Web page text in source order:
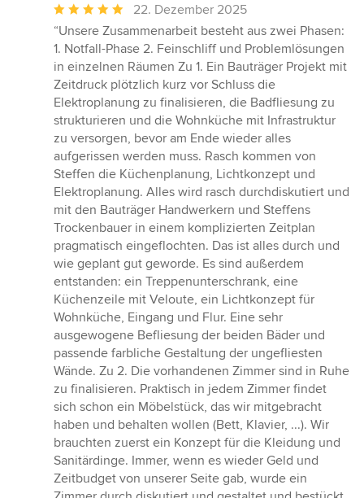
Durchschnittliche
Bewertung:
5
von
5
Sternen
22. Dezember 2025
“Unsere Zusammenarbeit besteht aus zwei Phasen:
1. Notfall-Phase 2. Feinschliff und Problemlösungen
in einzelnen Räumen Zu 1. Ein Bauträger Projekt mit
Zeitdruck plötzlich kurz vor Schluss die
Elektroplanung zu finalisieren, die Badfliesung zu
strukturieren und die Wohnküche mit Infrastruktur
zu versorgen, bevor am Ende wieder alles
aufgerissen werden muss. Rasch kommen von
Steffen die Küchenplanung, Lichtkonzept und
Elektroplanung. Alles wird rasch durchdiskutiert und
mit den Bauträger Handwerkern und Steffens
Trockenbauer in einem komplizierten Zeitplan
pragmatisch eingeflochten. Das ist alles durch und
wie geplant gut geworde. Es sind außerdem
entstanden: ein Treppenunterschrank, eine
Küchenzeile mit Veloute, ein Lichtkonzept für
Wohnküche, Eingang und Flur. Eine sehr
ausgewogene Befliesung der beiden Bäder und
passende farbliche Gestaltung der ungefliesten
Wände. Zu 2. Die vorhandenen Zimmer sind in Ruhe
zu finalisieren. Praktisch in jedem Zimmer findet
sich schon ein Möbelstück, das wir mitgebracht
haben und behalten wollen (Bett, Klavier, ...). Wir
brauchten zuerst ein Konzept für die Kleidung und
Sanitärdinge. Immer, wenn es wieder Geld und
Zeitbudget von unserer Seite gab, wurde ein